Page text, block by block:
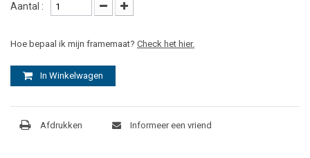
Aantal :
Hoe bepaal ik mijn framemaat? Check het hier.
In Winkelwagen
Afdrukken Informeer een vriend